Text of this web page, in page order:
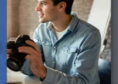
Postkarten und